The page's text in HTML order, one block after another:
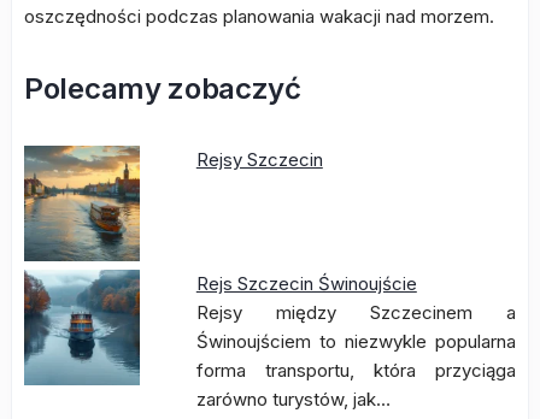
oszczędności podczas planowania wakacji nad morzem.
Polecamy zobaczyć
Rejsy Szczecin
Rejs Szczecin Świnoujście
Rejsy między Szczecinem a
Świnoujściem to niezwykle popularna
forma transportu, która przyciąga
zarówno turystów, jak…